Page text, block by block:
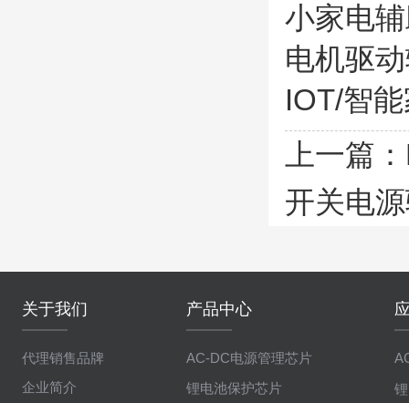
小家电
电机驱
IOT/智
上一篇：
开关电
关于我们
代理销售品牌
企业简介
产品中心
AC-DC电源管理芯片
锂电池保护芯片